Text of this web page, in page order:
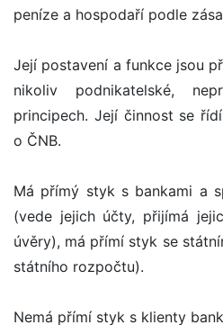
peníze a hospodaří podle
Její postavení a funkce jsou
nikoliv podnikatelské,
principech. Její činnost se
o ČNB.
Má přímý styk s bankami a
(vede jejich účty, přijímá
úvěry), má přímí styk se
státního rozpočtu).
Nemá přímí styk s klienty